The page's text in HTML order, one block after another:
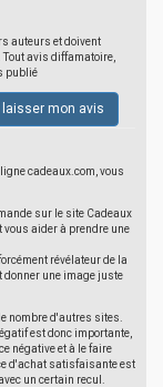
auteurs et doivent
avis diffamatoire,
publié
laisser mon avis
cadeaux.com, vous
sur le site Cadeaux
vous aider à prendre une
révélateur de la
une image juste
nombre d'autres sites.
est donc importante,
négative et à le faire
d'achat satisfaisante est
un certain recul.